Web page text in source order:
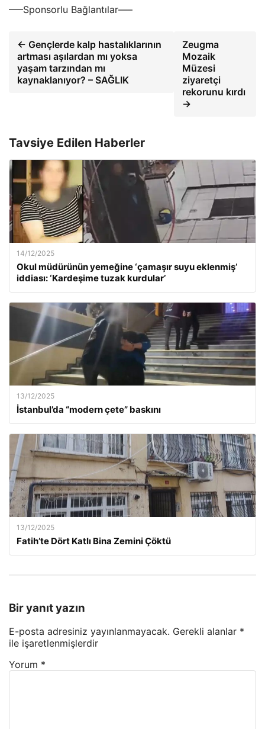
—–Sponsorlu Bağlantılar—–
← Gençlerde kalp hastalıklarının
artması aşılardan mı yoksa
yaşam tarzından mı
kaynaklanıyor? – SAĞLIK
Zeugma
Mozaik
Müzesi
ziyaretçi
rekorunu kırdı
→
Tavsiye Edilen Haberler
14/12/2025
Okul müdürünün yemeğine ‘çamaşır suyu eklenmiş’
iddiası: ‘Kardeşime tuzak kurdular’
13/12/2025
İstanbul’da “modern çete” baskını
13/12/2025
Fatih’te Dört Katlı Bina Zemini Çöktü
Bir yanıt yazın
E-posta adresiniz yayınlanmayacak. Gerekli alanlar *
ile işaretlenmişlerdir
Yorum *